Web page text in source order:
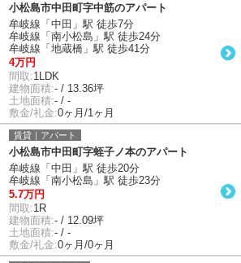
小松島市中田町字中筋のアパート
牟岐線「中田」駅 徒歩7分
牟岐線「南小松島」駅 徒歩24分
牟岐線「地蔵橋」駅 徒歩41分
4万円
間取:1LDK
建物面積:- / 13.36坪
土地面積:- / -
敷金/礼金:0ヶ月/1ヶ月
賃貸｜アパート
小松島市中田町字蛭子ノ本のアパート
牟岐線「中田」駅 徒歩20分
牟岐線「南小松島」駅 徒歩23分
5.7万円
間取:1R
建物面積:- / 12.09坪
土地面積:- / -
敷金/礼金:0ヶ月/0ヶ月